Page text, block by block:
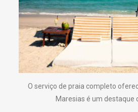
O serviço de praia completo
Maresias é um destaque